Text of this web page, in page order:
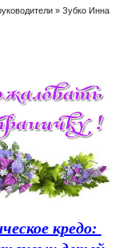
» Зубко Инна
кредо: